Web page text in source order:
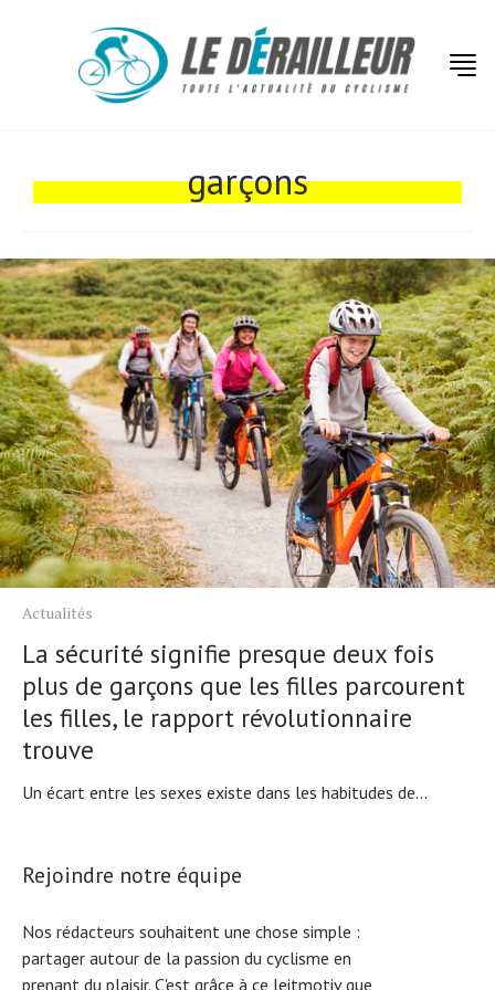
garçons
Actualités
La sécurité signifie presque deux fois
plus de garçons que les filles parcourent
les filles, le rapport révolutionnaire
trouve
Un écart entre les sexes existe dans les habitudes de...
Rejoindre notre équipe
Nos rédacteurs souhaitent une chose simple :
partager autour de la passion du cyclisme en
prenant du plaisir. C'est grâce à ce leitmotiv que
Tests de produits
Tendances
Tous nos articles
À propos